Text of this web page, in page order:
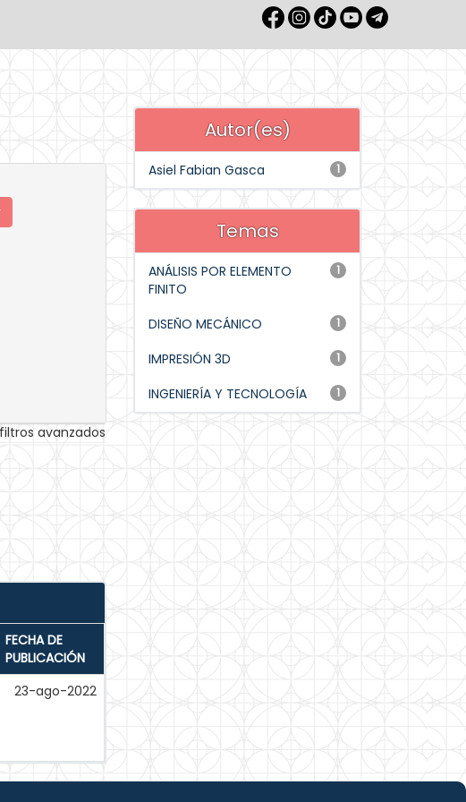
avanzados
FECHA DE
PUBLICACIÓN
23-ago-2022
Autor(es)
1
Asiel Fabian Gasca
Temas
1
ANÁLISIS POR ELEMENTO
FINITO
1
DISEÑO MECÁNICO
1
IMPRESIÓN 3D
1
INGENIERÍA Y TECNOLOGÍA